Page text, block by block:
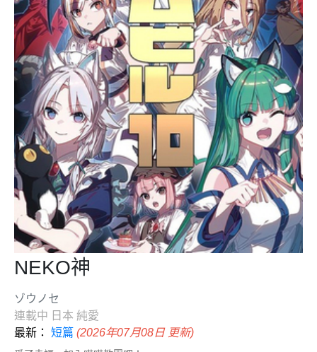
NEKO神
ゾウノセ
連載中 日本 純愛
最新： 短篇 (2026年07月08日 更新)